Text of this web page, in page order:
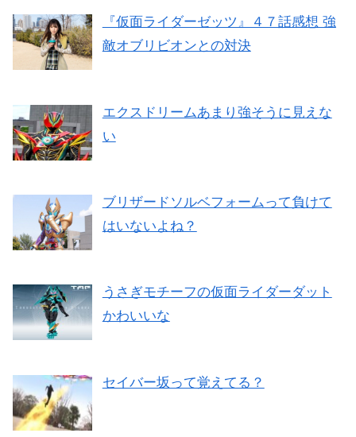
『仮面ライダーゼッツ』４７話感想 強
敵オブリビオンとの対決
エクスドリームあまり強そうに見えな
い
ブリザードソルベフォームって負けて
はいないよね？
うさぎモチーフの仮面ライダーダット
かわいいな
セイバー坂って覚えてる？